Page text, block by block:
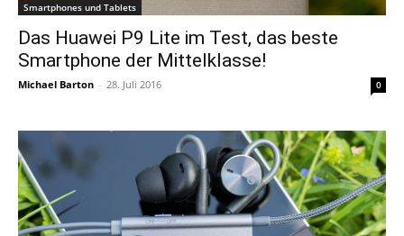
Smartphones und Tablets
Das Huawei P9 Lite im Test, das beste
Smartphone der Mittelklasse!
Michael Barton - 28. Juli 2016 0